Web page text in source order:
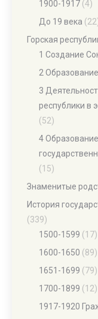
1900-1917 (4)
До 19 века
Горская
1 Создание
2
3
республики в
(52)
4
(15)
Знаменитые
История
(339)
1500-1599 (17)
1600-1650 (89)
1651-1699 (79)
1700-1899 (12)
1917-1920